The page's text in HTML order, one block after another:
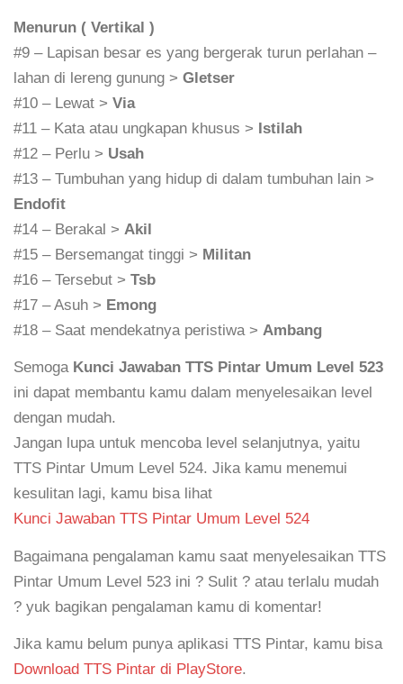
Menurun ( Vertikal )
#9 – Lapisan besar es yang bergerak turun perlahan –
lahan di lereng gunung > Gletser
#10 – Lewat > Via
#11 – Kata atau ungkapan khusus > Istilah
#12 – Perlu > Usah
#13 – Tumbuhan yang hidup di dalam tumbuhan lain >
Endofit
#14 – Berakal > Akil
#15 – Bersemangat tinggi > Militan
#16 – Tersebut > Tsb
#17 – Asuh > Emong
#18 – Saat mendekatnya peristiwa > Ambang
Semoga Kunci Jawaban TTS Pintar Umum Level 523
ini dapat membantu kamu dalam menyelesaikan level
dengan mudah.
Jangan lupa untuk mencoba level selanjutnya, yaitu
TTS Pintar Umum Level 524. Jika kamu menemui
kesulitan lagi, kamu bisa lihat
Kunci Jawaban TTS Pintar Umum Level 524
Bagaimana pengalaman kamu saat menyelesaikan TTS
Pintar Umum Level 523 ini ? Sulit ? atau terlalu mudah
? yuk bagikan pengalaman kamu di komentar!
Jika kamu belum punya aplikasi TTS Pintar, kamu bisa
Download TTS Pintar di PlayStore.